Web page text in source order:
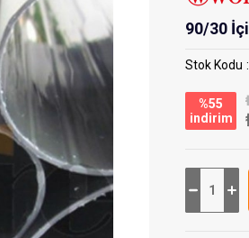
90/30
Stok Kodu
%55
i̇ndirim